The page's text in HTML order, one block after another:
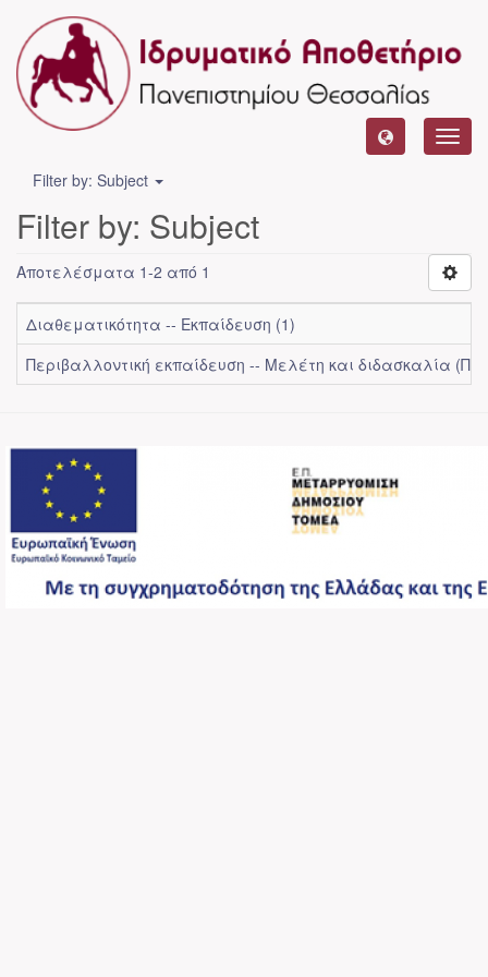
Filter by: Subject
Filter by: Subject
Αποτελέσματα 1-2 από 1
Διαθεματικότητα -- Εκπαίδευση (1)
Περιβαλλοντική εκπαίδευση -- Μελέτη και διδασκαλία